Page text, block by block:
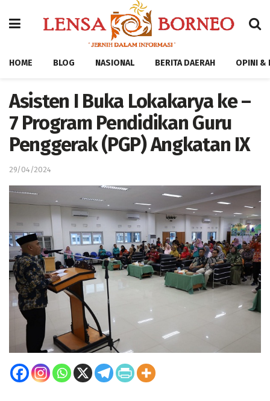
HOME BLOG NASIONAL BERITA DAERAH OPINI &
Asisten I Buka Lokakarya ke –
7 Program Pendidikan Guru
Penggerak (PGP) Angkatan IX
29/04/2024